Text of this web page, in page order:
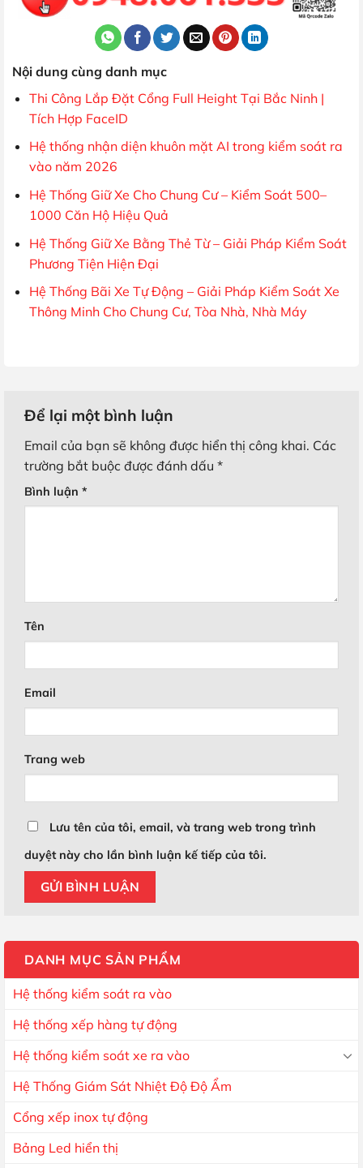
Nội dung cùng danh mục
Thi Công Lắp Đặt Cổng Full Height Tại Bắc Ninh |
Tích Hợp FaceID
Hệ thống nhận diện khuôn mặt AI trong kiểm soát ra
vào năm 2026
Hệ Thống Giữ Xe Cho Chung Cư – Kiểm Soát 500–
1000 Căn Hộ Hiệu Quả
Hệ Thống Giữ Xe Bằng Thẻ Từ – Giải Pháp Kiểm Soát
Phương Tiện Hiện Đại
Hệ Thống Bãi Xe Tự Động – Giải Pháp Kiểm Soát Xe
Thông Minh Cho Chung Cư, Tòa Nhà, Nhà Máy
Để lại một bình luận
Email của bạn sẽ không được hiển thị công khai. Các
trường bắt buộc được đánh dấu *
Bình luận *
Tên
Email
Trang web
Lưu tên của tôi, email, và trang web trong trình
duyệt này cho lần bình luận kế tiếp của tôi.
DANH MỤC SẢN PHẨM
Hệ thống kiểm soát ra vào
Hệ thống xếp hàng tự động
Hệ thống kiểm soát xe ra vào
Hệ Thống Giám Sát Nhiệt Độ Độ Ẩm
Cổng xếp inox tự động
Bảng Led hiển thị